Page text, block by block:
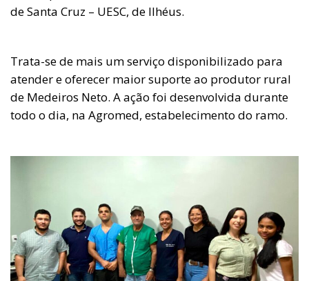
de Santa Cruz – UESC, de Ilhéus.
Trata-se de mais um serviço disponibilizado para
atender e oferecer maior suporte ao produtor rural
de Medeiros Neto. A ação foi desenvolvida durante
todo o dia, na Agromed, estabelecimento do ramo.